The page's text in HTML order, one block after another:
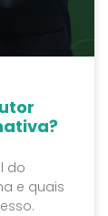
do
e quais